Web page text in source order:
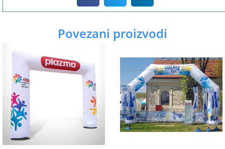
Povezani proizvodi